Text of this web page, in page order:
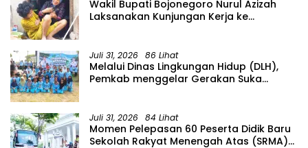
Wakil Bupati Bojonegoro Nurul Azizah
Laksanakan Kunjungan Kerja ke
Juli 31, 2026 86 Lihat
Melalui Dinas Lingkungan Hidup (DLH),
Pemkab menggelar Gerakan Suka
Juli 31, 2026 84 Lihat
Momen Pelepasan 60 Peserta Didik Baru
Sekolah Rakyat Menengah Atas (SRMA)